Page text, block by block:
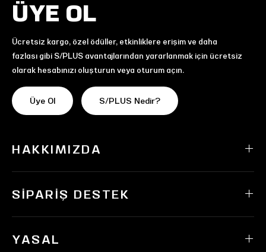
ÜYE OL
Ücretsiz kargo, özel ödüller, etkinliklere erişim ve daha
fazlası gibi S/PLUS avantajlarından yararlanmak için ücretsiz
olarak hesabınızı oluşturun veya oturum açın.
Üye Ol S/PLUS Nedir?
HAKKIMIZDA
SIPARIŞ DESTEK
YASAL